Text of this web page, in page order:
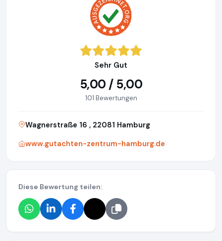
Sehr Gut
5,00 / 5,00
101 Bewertungen
Wagnerstraße 16 , 22081 Hamburg
www.gutachten-zentrum-hamburg.de
Diese Bewertung teilen: